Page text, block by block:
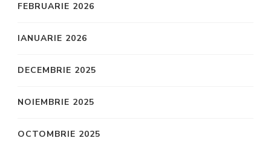
FEBRUARIE 2026
IANUARIE 2026
DECEMBRIE 2025
NOIEMBRIE 2025
OCTOMBRIE 2025